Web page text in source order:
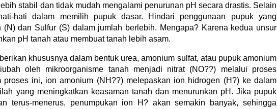
stabil dan tidak mudah mengalami penurunan pH secara drastis. Selain
hati dalam memilih pupuk dasar. Hindari penggunaan pupuk yang
(N) dan Sulfur (S) dalam jumlah berlebih. Mengapa? Karena kedua unsur
pH tanah atau membuat tanah lebih asam.
khususnya dalam bentuk urea, amonium sulfat, atau pupuk amonium
oleh mikroorganisme tanah menjadi nitrat (NO??) melalui proses
proses ini, ion amonium (NH??) melepaskan ion hidrogen (H?) ke dalam
yang meningkatkan keasaman tanah dan menurunkan pH. Jika pupuk
terus-menerus, penumpukan ion H? akan semakin banyak, sehingga